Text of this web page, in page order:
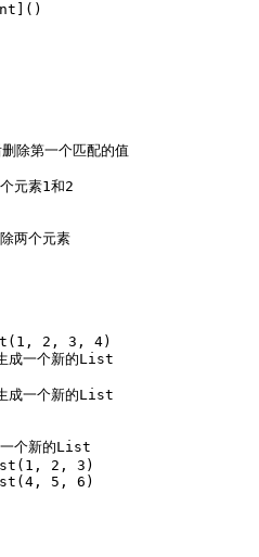
除第一个匹配的值
元素1和2
两个元素
2, 3, 4)
成一个新的List
成一个新的List
一个新的List
2, 3)
5, 6)